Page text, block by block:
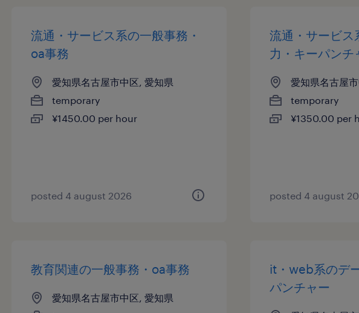
流通・サービス系の一般事務・
oa事務
愛知県名古屋市中区, 愛知県
temporary
¥1450.00 per hour
posted 4 august 2026
流通・サービス
力・キーパンチ
愛知県名古屋
temporary
¥1350.00 per
posted 4 august
教育関連の一般事務・oa事務
愛知県名古屋市中区, 愛知県
it・web系のデ
パンチャー